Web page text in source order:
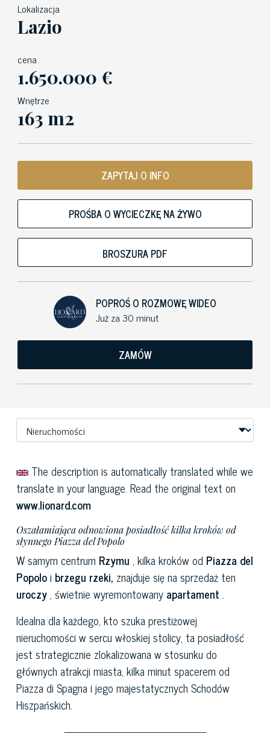
Lokalizacja
Lazio
cena
1.650.000 €
Wnętrze
163 m2
ZAPYTAJ O INFO
PROŚBA O WYCIECZKĘ NA ŻYWO
BROSZURA PDF
POPROŚ O ROZMOWĘ WIDEO
Już za 30 minut
ZAMÓW
The description is automatically translated while we
translate in your language. Read the original text on
www.lionard.com
Oszałamiająca odnowiona posiadłość kilka kroków od
słynnego Piazza del Popolo
W samym centrum Rzymu , kilka kroków od Piazza del
Popoloi brzegu rzeki, znajduje się na sprzedaż ten
uroczy, świetnie wyremontowany apartament .
Idealna dla każdego, kto szuka prestiżowej
nieruchomości w sercu włoskiej stolicy, ta posiadłość
jest strategicznie zlokalizowana w stosunku do
głównych atrakcji miasta, kilka minut spacerem od
Piazza di Spagna i jego majestatycznych Schodów
Hiszpańskich.